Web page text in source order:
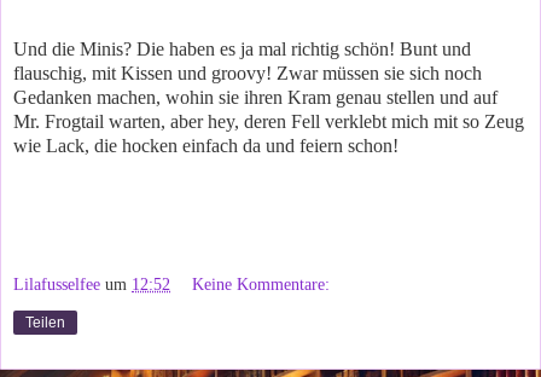
Und die Minis? Die haben es ja mal richtig schön! Bunt und
flauschig, mit Kissen und groovy! Zwar müssen sie sich noch
Gedanken machen, wohin sie ihren Kram genau stellen und auf
Mr. Frogtail warten, aber hey, deren Fell verklebt mich mit so Zeug
wie Lack, die hocken einfach da und feiern schon!
Lilafusselfee um 12:52 Keine Kommentare:
Teilen